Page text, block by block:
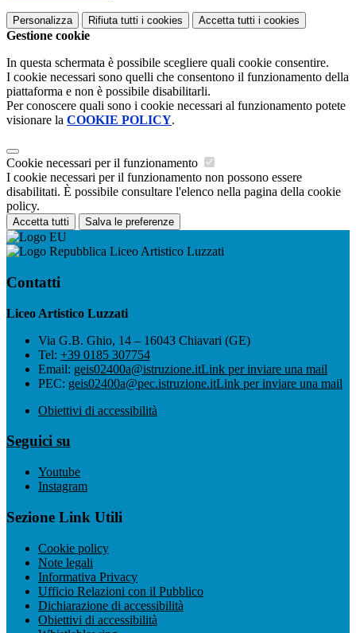
Personalizza Rifiuta tutti i cookies Accetta tutti i cookies
Gestione cookie
In questa schermata è possibile scegliere quali cookie consentire.
I cookie necessari sono quelli che consentono il funzionamento della
piattaforma e non è possibile disabilitarli.
Per conoscere quali sono i cookie necessari al funzionamento potete
visionare la COOKIE POLICY.
Cookie necessari per il funzionamento
I cookie necessari per il funzionamento non possono essere
disabilitati. È possibile consultare l'elenco nella pagina della cookie
policy.
Accetta tutti Salva le preferenze
Liceo Artistico Luzzati
Contatti
Liceo Artistico Luzzati
Via G.B. Ghio, 14 – 16043 Chiavari (GE)
Tel: +39 0185 307754
Email: geis02400a@istruzione.itLink per inviare una mail
PEC: geis02400a@pec.istruzione.itLink per inviare una mail
Obiettivi di accessibilità
Seguici su
Youtube
Instagram
Sezione Link Utili
Cookie policy
Note legali
Informativa Privacy
Ufficio Relazioni con il Pubblico
Dichiarazione di accessibilità
Obiettivi di accessibilità